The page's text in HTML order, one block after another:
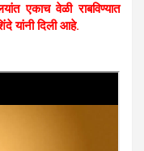
एकाच वेळी राबविण्यात
यांनी दिली आहे.